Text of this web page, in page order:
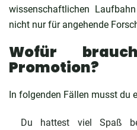
wissenschaftlichen
nicht nur für angehende
Wofür
Promotion?
In folgenden Fällen musst du
Du hattest viel Spaß